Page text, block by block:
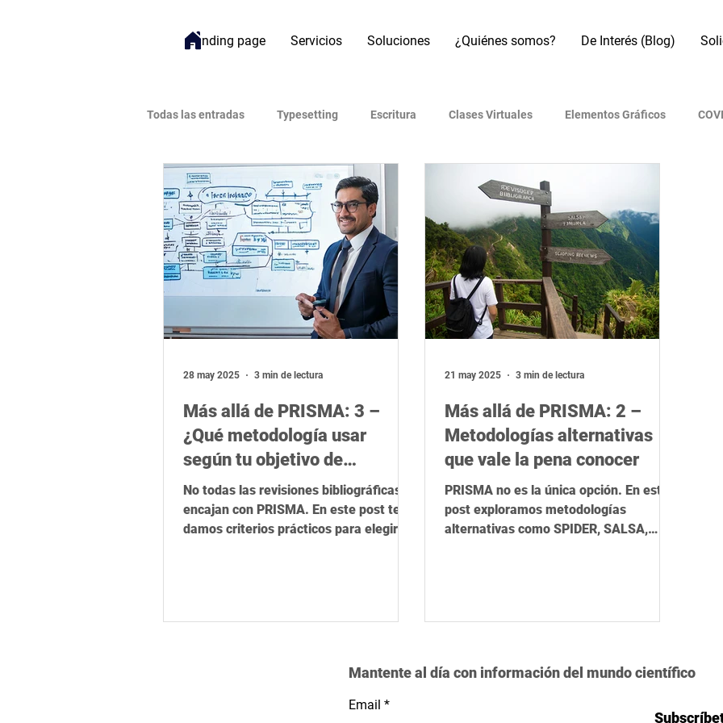
Landing page Servicios Soluciones ¿Quiénes somos? De Interés (Blog)
Todas las entradas Typesetting Escritura Clases Virtuales Elementos Gráficos
Bienestar Gestión de Proyectos Referencias Bibliográficas
Open Access (Acceso Abierto) Artículo académico Revistas indexadas Presentaciones
Inteligencia Artificial (IA) Era Digital Metodología de investigación
Relevancia global Latinoamérica Herramientas de IA STEM
Más allá de PRISMA: 3 –
¿Qué metodología usar
según tu objetivo de
investigación y corpus
lingüístico?
No todas las revisiones bibliográficas
encajan con PRISMA. En este post te
damos criterios prácticos para elegir la
decisiones más informadas y adaptar
28 may 2025 3 min de lectura
Más allá de PRISMA: 2 –
Metodologías alternativas
que vale la pena conocer
PRISMA no es la única opción. En este
post exploramos metodologías
alternativas como SPIDER, SALSA,
ampliar tu mirada metodológica en
21 may 2025 3 min de lectura
Mantente al día con información del mundo científico
Email